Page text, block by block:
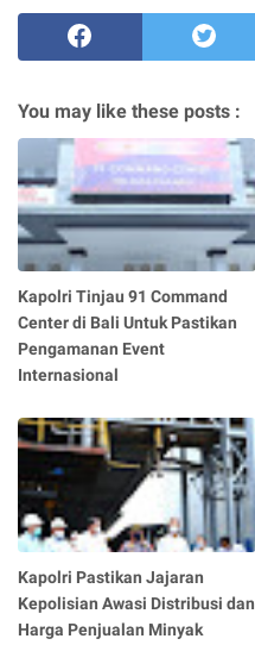
You may like these posts :
Kapolri Tinjau 91 Command
Center di Bali Untuk Pastikan
Pengamanan Event
Internasional
Kapolri Pastikan Jajaran
Kepolisian Awasi Distribusi dan
Harga Penjualan Minyak